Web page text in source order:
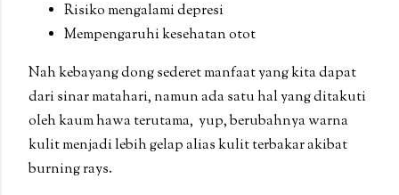
Risiko mengalami depresi
Mempengaruhi kesehatan otot
Nah kebayang dong sederet manfaat yang kita dapat
dari sinar matahari, namun ada satu hal yang ditakuti
oleh kaum hawa terutama, yup, berubahnya warna
kulit menjadi lebih gelap alias kulit terbakar akibat
burning rays.